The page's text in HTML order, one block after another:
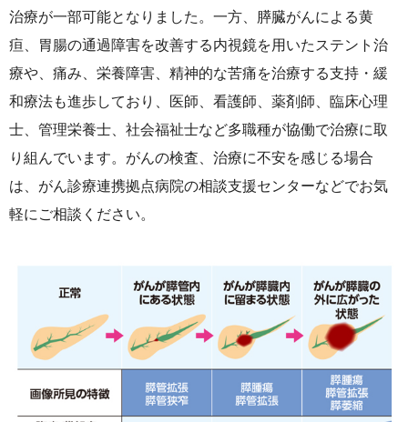
治療が一部可能となりました。一方、膵臓がんによる黄
疸、胃腸の通過障害を改善する内視鏡を用いたステント治
療や、痛み、栄養障害、精神的な苦痛を治療する支持・緩
和療法も進歩しており、医師、看護師、薬剤師、臨床心理
士、管理栄養士、社会福祉士など多職種が協働で治療に取
り組んでいます。がんの検査、治療に不安を感じる場合
は、がん診療連携拠点病院の相談支援センターなどでお気
軽にご相談ください。